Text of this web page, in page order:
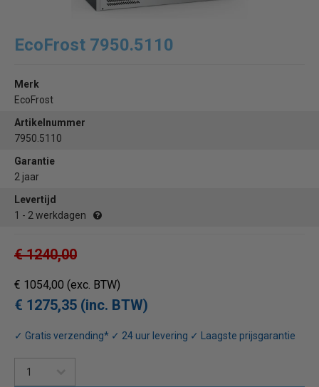
EcoFrost 7950.5110
Merk
EcoFrost
Artikelnummer
7950.5110
Garantie
2 jaar
Levertijd
1 - 2 werkdagen
€ 1240,00
€ 1054,00 (exc. BTW)
€ 1275,35 (inc. BTW)
✓ Gratis verzending* ✓ 24 uur levering ✓ Laagste prijsgarantie